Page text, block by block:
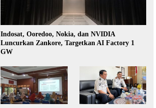
Indosat, Ooredoo, Nokia, dan NVIDIA
Luncurkan Zankore, Targetkan AI Factory 1
GW